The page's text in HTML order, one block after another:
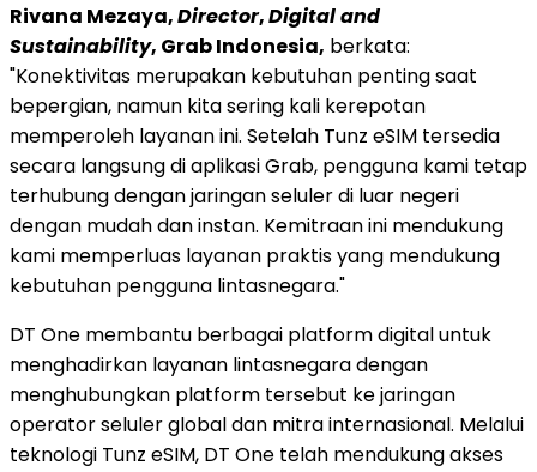
Rivana Mezaya,Director,Digital and
Sustainability, Grab Indonesia, berkata:
"Konektivitas merupakan kebutuhan penting saat
bepergian, namun kita sering kali kerepotan
memperoleh layanan ini. Setelah Tunz eSIM tersedia
secara langsung di aplikasi Grab, pengguna kami tetap
terhubung dengan jaringan seluler di luar negeri
dengan mudah dan instan. Kemitraan ini mendukung
kami memperluas layanan praktis yang mendukung
kebutuhan pengguna lintasnegara."
DT One membantu berbagai platform digital untuk
menghadirkan layanan lintasnegara dengan
menghubungkan platform tersebut ke jaringan
operator seluler global dan mitra internasional. Melalui
teknologi Tunz eSIM, DT One telah mendukung akses